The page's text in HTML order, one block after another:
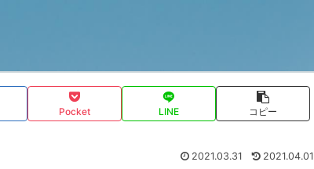
Pocket LINE コピー
2021.03.31 2021.04.01